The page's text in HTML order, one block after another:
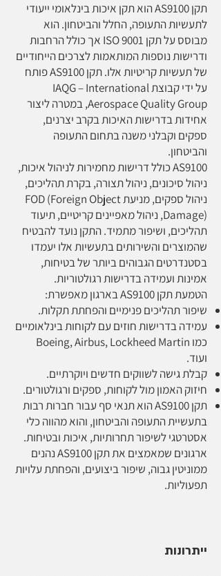
תקן AS9100 הוא תקן איכות בינלאומי ייעודי
לתעשיות התעופה, החלל והביטחון. הוא
מבוסס על תקן ISO 9001 אך כולל הרחבות
ודרישות נוספות המותאמות לצרכים הייחודיים
של תעשיות קריטיות אלו. תקן AS9100 פותח
על ידי קבוצת IAQG – International
Aerospace Quality Group, במטרה ליצור
אחידות בדרישות האיכות בקרב יצרנים,
ספקים וקבלני משנה בתחום התעופה
והביטחון.
AS9100 כולל דרישות מחמירות לניהול איכות,
ניהול סיכונים, ניהול תצורה, בקרת תהליכים,
ניהול ספקים, מניעת FOD (Foreign Object
Damage), ניהול מאפיינים קריטיים, תיעוד
תהליכים, ושיפור מתמיד. התקן נועד להבטיח
שהמוצרים והשירותים בתעשיות אלו יעמדו
בסטנדרטים הגבוהים ביותר של בטיחות,
אמינות ועמידה בדרישות רגולטוריות.
הטמעת תקן AS9100 בארגון מאפשרת:
שיפור תהליכים פנימיים והפחתת תקלות.
עמידה בדרישות חוזים עם לקוחות בינלאומיים
כמו Boeing, Airbus, Lockheed Martin
ועוד.
קבלת גישה לשווקים חדשים ויוקרתיים.
חיזוק האמון מול לקוחות, ספקים ורגולטורים.
תקן AS9100 הוא תנאי סף עבור חברות רבות
בתעשיית התעופה והביטחון, והוא מהווה כלי
אסטרטגי לשיפור תחרותיות, איכות ובטיחות.
ארגונים שמאמצים את תקן AS9100 נהנים
ממוניטין גבוה, שיפור ביצועים, והפחתת עלויות
תפעוליות.
ייתרונות